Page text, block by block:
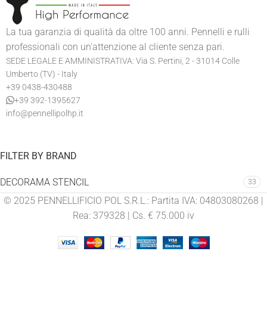
La tua garanzia di qualità da oltre 100 anni. Pennelli e rulli
professionali con un'attenzione al cliente senza pari.
SEDE LEGALE E AMMINISTRATIVA: Via S. Pertini, 2 - 31014 Colle
Umberto (TV) - Italy
+39 0438-430488
+39 392-1395627
info@pennellipolhp.it
FILTER BY BRAND
DECORAMA STENCIL 33
© 2025 PENNELLIFICIO POL S.R.L.: Partita IVA: 04803080268 |
Rea: 379328 | Cs. € 75.000 iv